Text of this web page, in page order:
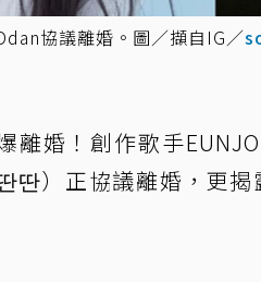
協議離婚。圖／擷自IG／
離婚！創作歌手
딴）正協議離婚，更